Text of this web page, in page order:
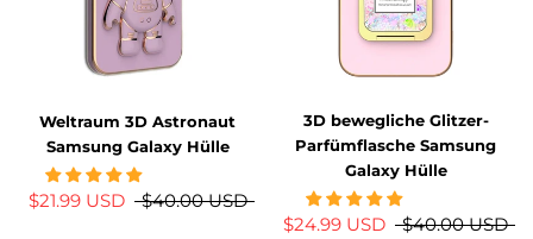
Weltraum 3D Astronaut
Samsung Galaxy Hülle
$21.99 USD $40.00 USD
3D bewegliche Glitzer-
Parfümflasche Samsung
Galaxy Hülle
$24.99 USD $40.00 USD